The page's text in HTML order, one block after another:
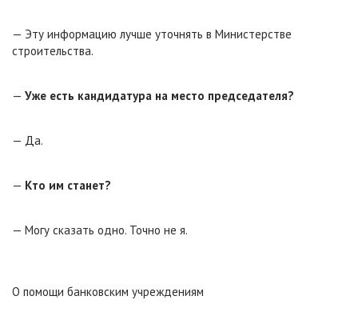
— Эту информацию лучше уточнять в Министерстве
строительства.
— Уже есть кандидатура на место председателя?
— Да.
— Кто им станет?
— Могу сказать одно. Точно не я.
О помощи банковским учреждениям